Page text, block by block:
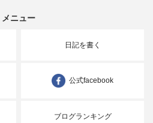
メニュー
日記を書く
公式facebook
ブログランキング